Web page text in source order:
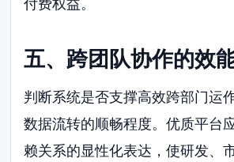
五、跨团队协作的效
判断系统是否支撑高效跨部门运
数据流转的顺畅程度。优质平台
赖关系的显性化表达，使研发、